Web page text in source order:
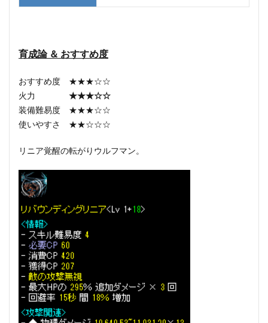
育成論 ＆ おすすめ度
おすすめ度 ★★★☆☆
火力 ★★★☆☆
装備難易度 ★★★☆☆
使いやすさ ★★☆☆☆
リニア覚醒の転がりウルフマン。